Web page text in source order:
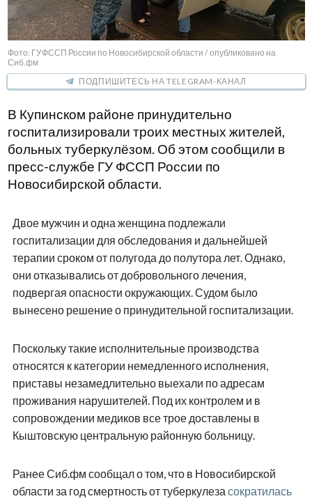
Фото: ГУФССП России по Новосибирской области / опубликовано на
Сиб.фм
ПОДПИШИТЕСЬ НА TELEGRAM-КАНАЛ
В Купинском районе принудительно
госпитализировали троих местных жителей,
больных туберкулёзом. Об этом сообщили в
пресс-службе ГУ ФССП России по
Новосибирской области.
Двое мужчин и одна женщина подлежали
госпитализации для обследования и дальнейшей
терапии сроком от полугода до полутора лет. Однако,
они отказывались от добровольного лечения,
подвергая опасности окружающих. Судом было
вынесено решение о принудительной госпитализации.
Поскольку такие исполнительные производства
относятся к категории немедленного исполнения,
приставы незамедлительно выехали по адресам
проживания нарушителей. Под их контролем и в
сопровождении медиков все трое доставлены в
Кыштовскую центральную районную больницу.
Ранее Сиб.фм сообщал о том, что в Новосибирской
области за год смертность от туберкулеза сократилась